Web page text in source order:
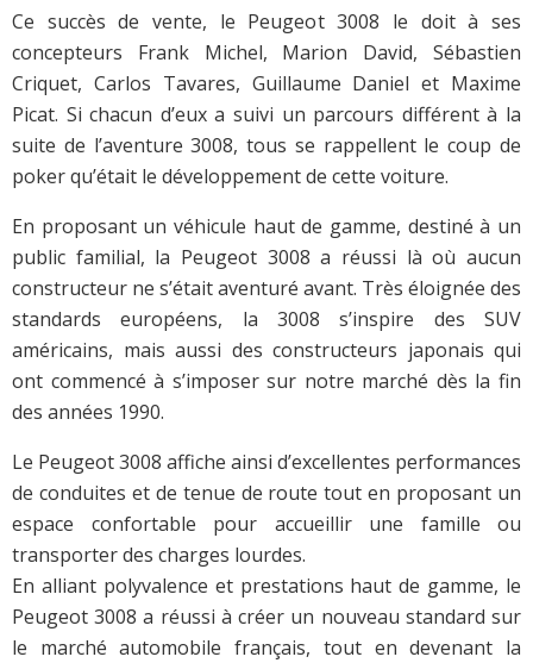
Ce succès de vente, le Peugeot 3008 le doit à ses
concepteurs Frank Michel, Marion David, Sébastien
Criquet, Carlos Tavares, Guillaume Daniel et Maxime
Picat. Si chacun d’eux a suivi un parcours différent à la
suite de l’aventure 3008, tous se rappellent le coup de
poker qu’était le développement de cette voiture.
En proposant un véhicule haut de gamme, destiné à un
public familial, la Peugeot 3008 a réussi là où aucun
constructeur ne s’était aventuré avant. Très éloignée des
standards européens, la 3008 s’inspire des SUV
américains, mais aussi des constructeurs japonais qui
ont commencé à s’imposer sur notre marché dès la fin
des années 1990.
Le Peugeot 3008 affiche ainsi d’excellentes performances
de conduites et de tenue de route tout en proposant un
espace confortable pour accueillir une famille ou
transporter des charges lourdes.
En alliant polyvalence et prestations haut de gamme, le
Peugeot 3008 a réussi à créer un nouveau standard sur
le marché automobile français, tout en devenant la